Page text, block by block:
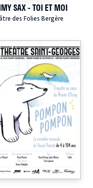
SAX - TOI ET MOI
des Folies Bergère